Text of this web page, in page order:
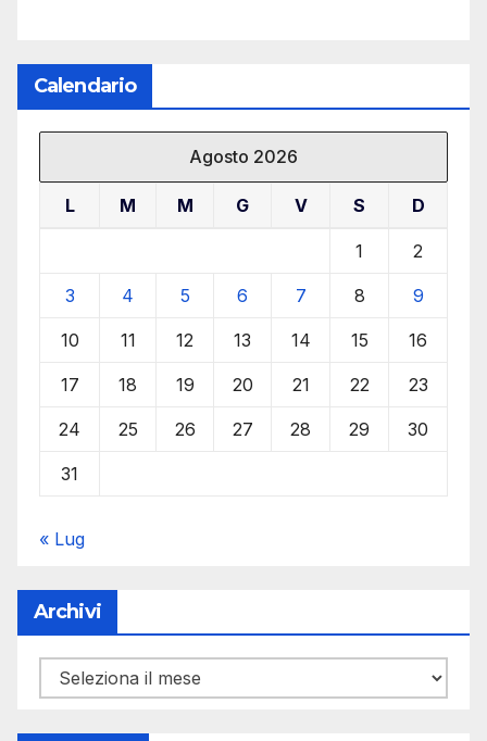
Calendario
Agosto 2026
L M M G V S D
1 2
3 4 5 6 7 8 9
10 11 12 13 14 15 16
17 18 19 20 21 22 23
24 25 26 27 28 29 30
31
« Lug
Archivi
Archivi